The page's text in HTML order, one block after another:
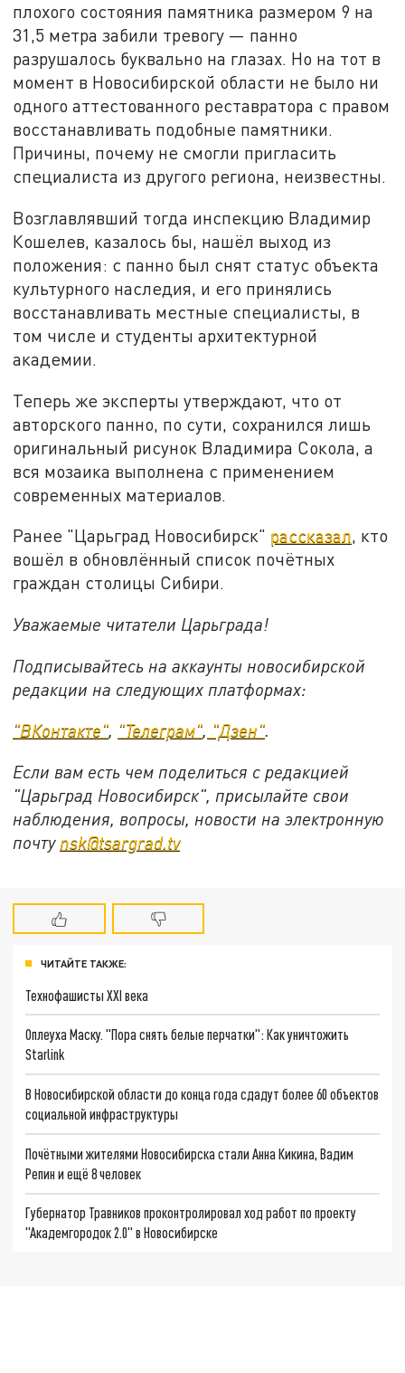
плохого состояния памятника размером 9 на
31,5 метра забили тревогу — панно
разрушалось буквально на глазах. Но на тот в
момент в Новосибирской области не было ни
одного аттестованного реставратора с правом
восстанавливать подобные памятники.
Причины, почему не смогли пригласить
специалиста из другого региона, неизвестны.
Возглавлявший тогда инспекцию Владимир
Кошелев, казалось бы, нашёл выход из
положения: с панно был снят статус объекта
культурного наследия, и его принялись
восстанавливать местные специалисты, в
том числе и студенты архитектурной
академии.
Теперь же эксперты утверждают, что от
авторского панно, по сути, сохранился лишь
оригинальный рисунок Владимира Сокола, а
вся мозаика выполнена с применением
современных материалов.
Ранее "Царьград Новосибирск" рассказал, кто
вошёл в обновлённый список почётных
граждан столицы Сибири.
Уважаемые читатели Царьграда!
Подписывайтесь на аккаунты новосибирской
редакции на следующих платформах:
"ВКонтакте", "Телеграм", "Дзен".
Если вам есть чем поделиться с редакцией
"Царьград Новосибирск", присылайте свои
наблюдения, вопросы, новости на электронную
почту nsk@tsargrad.tv
ЧИТАЙТЕ ТАКЖЕ:
Технофашисты XXI века
Оплеуха Маску. "Пора снять белые перчатки": Как уничтожить
Starlink
В Новосибирской области до конца года сдадут более 60 объектов
социальной инфраструктуры
Почётными жителями Новосибирска стали Анна Кикина, Вадим
Репин и ещё 8 человек
Губернатор Травников проконтролировал ход работ по проекту
"Академгородок 2.0" в Новосибирске